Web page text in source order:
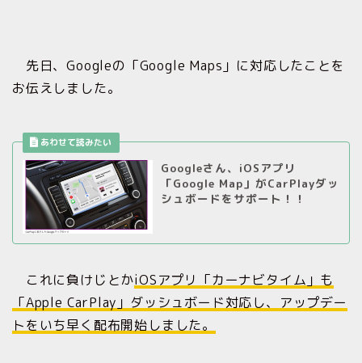
先日、Googleの「Google Maps」に対応したことを
お伝えしました。
Googleさん、iOSアプリ
「Google Map」がCarPlayダッ
シュボードをサポート！！
これに負けじとかiOSアプリ「カーナビタイム」も
「Apple CarPlay」ダッシュボード対応し、アップデー
トをいち早く配布開始しました。